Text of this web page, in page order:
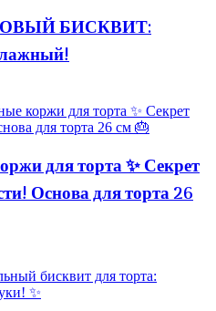
БИСКВИТ:
для торта ✨ Секрет
Основа для торта 26